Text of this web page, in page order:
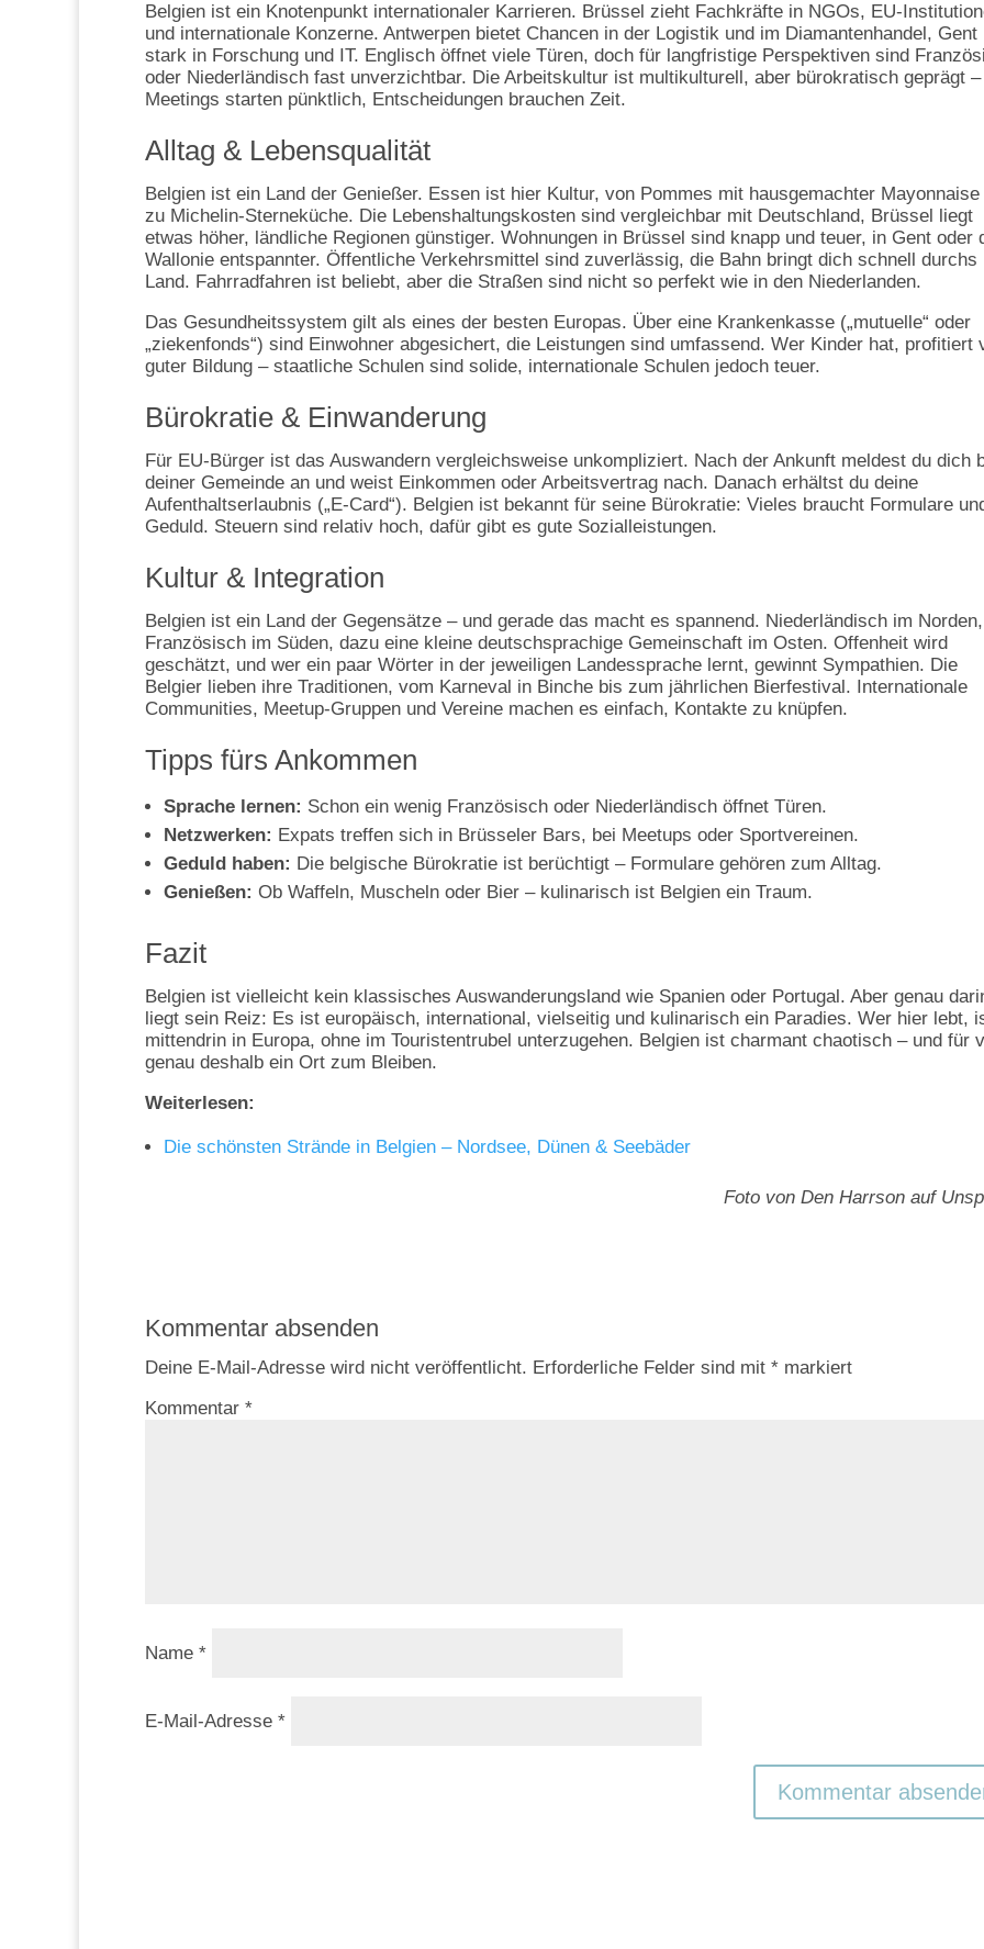
Belgien ist ein Knotenpunkt internationaler Karrieren. Brüssel zieht Fachkräfte in NGOs, EU-
und internationale Konzerne. Antwerpen bietet Chancen in der Logistik und im Diamantenhandel, Gent
stark in Forschung und IT. Englisch öffnet viele Türen, doch für langfristige Perspektiven sind
oder Niederländisch fast unverzichtbar. Die Arbeitskultur ist multikulturell, aber bürokratisch geprägt –
Meetings starten pünktlich, Entscheidungen brauchen Zeit.
Alltag & Lebensqualität
Belgien ist ein Land der Genießer. Essen ist hier Kultur, von Pommes mit hausgemachter
zu Michelin-Sterneküche. Die Lebenshaltungskosten sind vergleichbar mit Deutschland, Brüssel liegt
etwas höher, ländliche Regionen günstiger. Wohnungen in Brüssel sind knapp und teuer, in Gent oder
Wallonie entspannter. Öffentliche Verkehrsmittel sind zuverlässig, die Bahn bringt dich schnell durchs
Land. Fahrradfahren ist beliebt, aber die Straßen sind nicht so perfekt wie in den Niederlanden.
Das Gesundheitssystem gilt als eines der besten Europas. Über eine Krankenkasse („mutuelle“ oder
„ziekenfonds“) sind Einwohner abgesichert, die Leistungen sind umfassend. Wer Kinder hat, profitiert
guter Bildung – staatliche Schulen sind solide, internationale Schulen jedoch teuer.
Bürokratie & Einwanderung
Für EU-Bürger ist das Auswandern vergleichsweise unkompliziert. Nach der Ankunft meldest du dich
deiner Gemeinde an und weist Einkommen oder Arbeitsvertrag nach. Danach erhältst du deine
Aufenthaltserlaubnis („E-Card“). Belgien ist bekannt für seine Bürokratie: Vieles braucht Formulare
Geduld. Steuern sind relativ hoch, dafür gibt es gute Sozialleistungen.
Kultur & Integration
Belgien ist ein Land der Gegensätze – und gerade das macht es spannend. Niederländisch im Norden,
Französisch im Süden, dazu eine kleine deutschsprachige Gemeinschaft im Osten. Offenheit wird
geschätzt, und wer ein paar Wörter in der jeweiligen Landessprache lernt, gewinnt Sympathien. Die
Belgier lieben ihre Traditionen, vom Karneval in Binche bis zum jährlichen Bierfestival. Internationale
Communities, Meetup-Gruppen und Vereine machen es einfach, Kontakte zu knüpfen.
Tipps fürs Ankommen
Sprache lernen: Schon ein wenig Französisch oder Niederländisch öffnet Türen.
Netzwerken: Expats treffen sich in Brüsseler Bars, bei Meetups oder Sportvereinen.
Geduld haben: Die belgische Bürokratie ist berüchtigt – Formulare gehören zum Alltag.
Genießen: Ob Waffeln, Muscheln oder Bier – kulinarisch ist Belgien ein Traum.
Fazit
Belgien ist vielleicht kein klassisches Auswanderungsland wie Spanien oder Portugal. Aber genau
liegt sein Reiz: Es ist europäisch, international, vielseitig und kulinarisch ein Paradies. Wer hier lebt,
mittendrin in Europa, ohne im Touristentrubel unterzugehen. Belgien ist charmant chaotisch – und für
genau deshalb ein Ort zum Bleiben.
Weiterlesen:
Die schönsten Strände in Belgien – Nordsee, Dünen & Seebäder
Foto von Den Harrson auf
Kommentar absenden
Deine E-Mail-Adresse wird nicht veröffentlicht. Erforderliche Felder sind mit * markiert
Kommentar *
Name *
E-Mail-Adresse *